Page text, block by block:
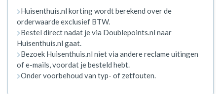
Huisenthuis.nl korting wordt berekend over de
orderwaarde exclusief BTW.
Bestel direct nadat je via Doublepoints.nl naar
Huisenthuis.nl gaat.
Bezoek Huisenthuis.nl niet via andere reclame uitingen
of e-mails, voordat je besteld hebt.
Onder voorbehoud van typ- of zetfouten.